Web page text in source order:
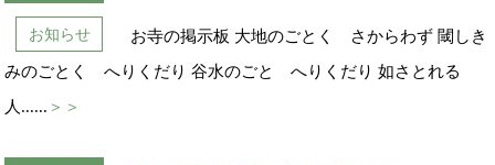
お知らせ
お寺の掲示板 大地のごとく さからわず 閾しき
みのごとく へりくだり 谷水のごと へりくだり 如さとれる
人...... ＞＞